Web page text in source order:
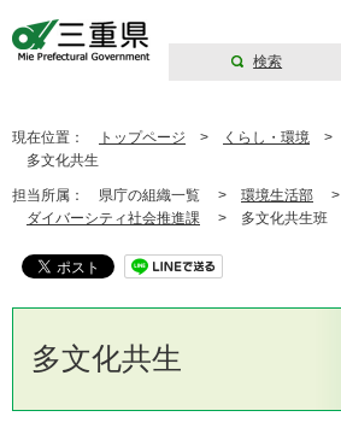
検索
現在位置： トップページ > くらし・環境 >
多文化共生
担当所属： 県庁の組織一覧 > 環境生活部 >
ダイバーシティ社会推進課 > 多文化共生班
多文化共生